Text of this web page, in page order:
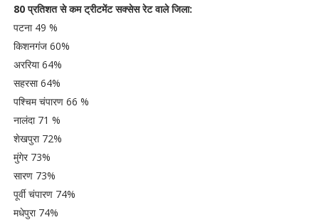
80 प्रतिशत से कम ट्रीटमेंट सक्सेस रेट वाले जिला:
पटना 49 %
किशनगंज 60%
अररिया 64%
सहरसा 64%
पश्चिम चंपारण 66 %
नालंदा 71 %
शेखपुरा 72%
मुंगेर 73%
सारण 73%
पूर्वी चंपारण 74%
मधेपुरा 74%